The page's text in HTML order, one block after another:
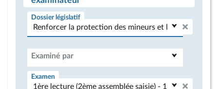
Dossier législatif
Examiné par
Examen